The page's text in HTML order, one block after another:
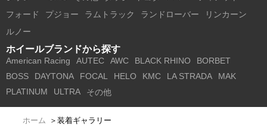
フォード
プジョー ラムトラック ランドローバー
リンカーン
ルノー
ホイールブランドから探す
American Racing AUTEC AWC BLACK RHINO
BORBET
BOSS
DAYTONA FOCAL HELO KMC LA STRADA
MAK
PLATINUM
ULTRA その他
ホーム ＞ 装着ギャラリー